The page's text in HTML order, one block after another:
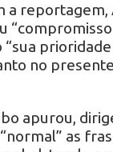
a
“compromisso
“sua
no
apurou,
as